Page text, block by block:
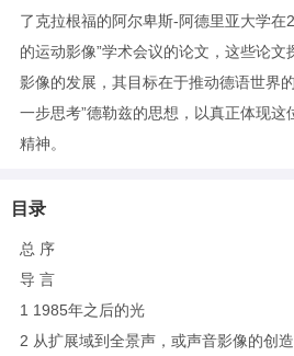
了克拉根福的阿尔卑斯-阿德里亚大学在
的运动影像”学术会议的论文，这些论
影像的发展，其目标在于推动德语世界
一步思考”德勒兹的思想，以真正体现这
精神。
目录
总 序
导 言
1 1985年之后的光
2 从扩展域到全景声，或声音影像的创造